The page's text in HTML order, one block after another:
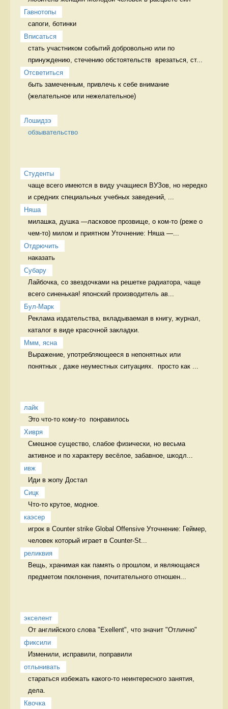
Гавнотопы
сапоги, ботинки
Вписаться
стать участником событий добровольно или по
принуждению, стечению обстоятельств  врезаться, ст...
Отсветиться
быть замеченным, привлечь к себе внимание
(желательное или нежелательное)
Лошидзэ
обзывательство
Студенты
чаще всего имеются в виду учащиеся ВУЗов, но нередко
и средних специальных учебных заведений, ...
Няша
милашка, душка —ласковое прозвище, о ком-то (реже о
чем-то) милом и приятном Уточнение: Няша —...
Отдрючить
наказать
Cубару
Лайбочка, со звездочками на решетке радиатора, чаще
всего синенькая! японский производитель ав...
Бул-Марк
Реклама издательства, вкладываемая в книгу, журнал,
каталог в виде красочной закладки.
Ммм, ясна
Выражение, употребляющееся в непонятных или
понятных , даже неуместных ситуациях.  просто как ...
лайк
Это что-то кому-то  понравилось
Хивря
Смешное существо, слабое физически, но весьма
активное и по характеру весёлое, забавное, шкодл...
ивж
Иди в жопу Достал
Сицк
Что-то крутое, модное.
каэсер
игрок в Counter strike Global Offensive Уточнение: Геймер,
человек который играет в Counter-St...
реликвия
Вещь, хранимая как память о прошлом, и являющаяся
предметом поклонения, почитательного отношен...
экселент
От английского слова "Exellent", что значит "Отлично"
фиксили
Изменили, исправили, поправили
отлынивать
стараться избежать какого-то неинтересного занятия,
дела.
Квочка